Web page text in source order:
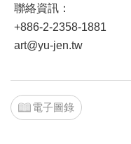
聯絡資訊：
+886-2-2358-1881
art@yu-jen.tw
電子圖錄